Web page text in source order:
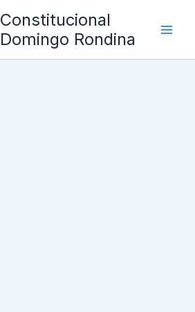
Constitucional
Domingo Rondina